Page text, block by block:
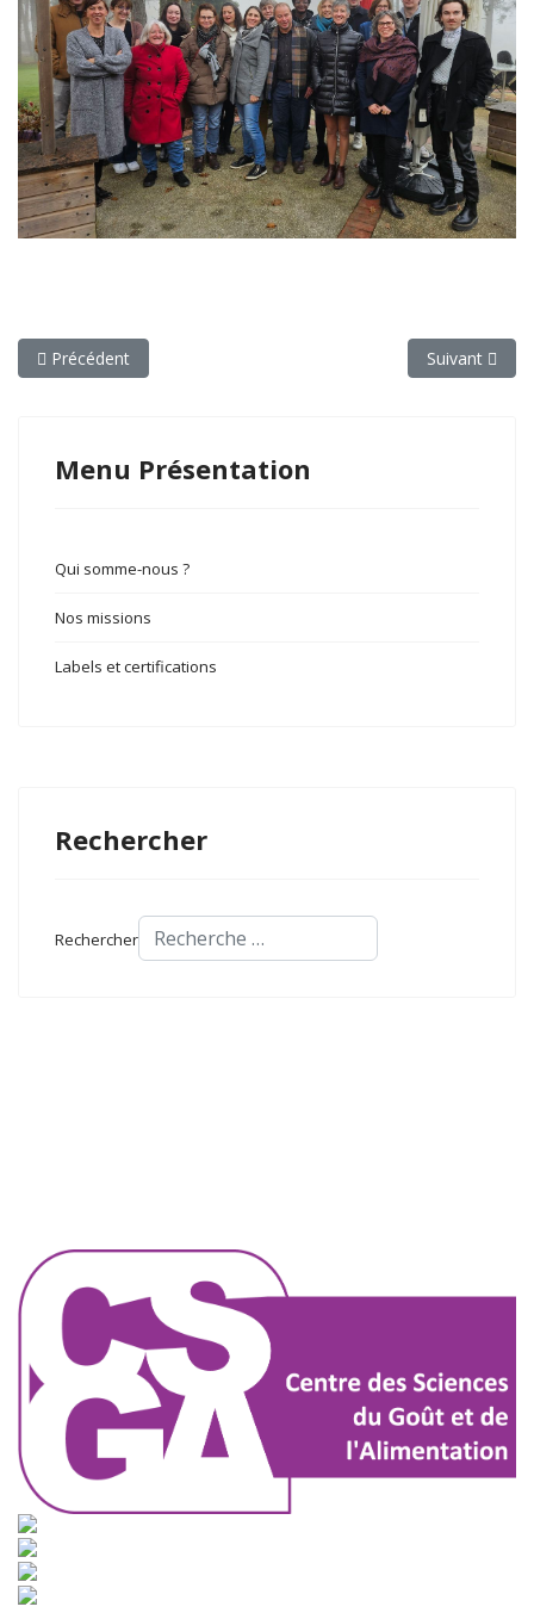
Article précédent : Nos Missions
Précédent Article
Suivant
Menu Présentation
Qui somme-nous ?
Nos missions
Labels et certifications
Rechercher
Rechercher